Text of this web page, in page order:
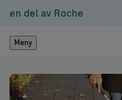
en del av Roche
Meny